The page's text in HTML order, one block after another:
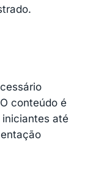
conteúdo é
até